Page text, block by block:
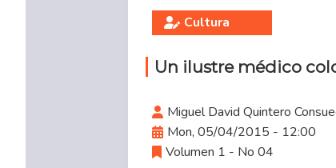
Cultura
Un ilustre médico
Miguel David Quintero
Mon, 05/04/2015 - 12:00
Volumen 1 - No 04